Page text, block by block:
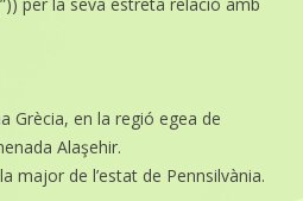
Grècia, en la regió egea de
Alaşehir.
major de l’estat de Pennsilvània.